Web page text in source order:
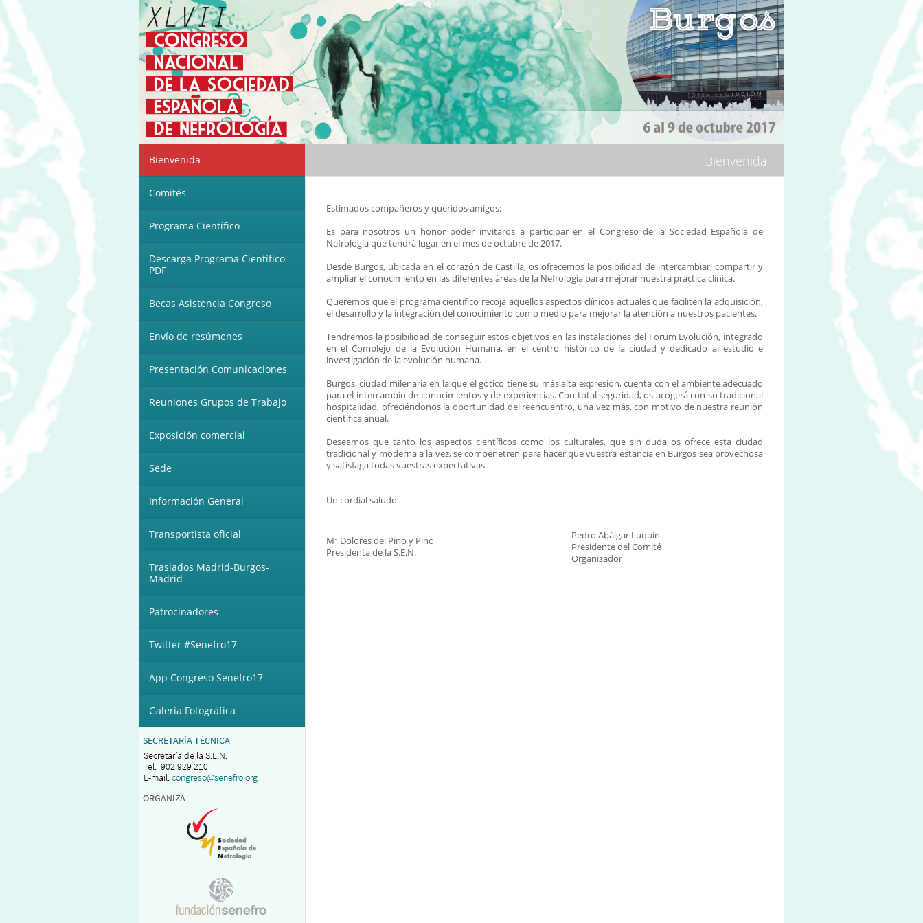
Bienvenida
Comités
Programa Científico
Descarga Programa Científico
PDF
Becas Asistencia Congreso
Envío de resúmenes
Presentación Comunicaciones
Reuniones Grupos de Trabajo
Exposición comercial
Sede
Información General
Transportista oficial
Traslados Madrid-Burgos-
Madrid
Patrocinadores
Twitter #Senefro17
App Congreso Senefro17
Galería Fotográfica
Bienvenida
Estimados compañeros y queridos amigos:
Es para nosotros un honor poder invitaros a participar en el Congreso de la Sociedad Española de
Nefrología que tendrá lugar en el mes de octubre de 2017.
Desde Burgos, ubicada en el corazón de Castilla, os ofrecemos la posibilidad de intercambiar, compartir y
ampliar el conocimiento en las diferentes áreas de la Nefrología para mejorar nuestra práctica clínica.
Queremos que el programa científico recoja aquellos aspectos clínicos actuales que faciliten la adquisición,
el desarrollo y la integración del conocimiento como medio para mejorar la atención a nuestros pacientes.
Tendremos la posibilidad de conseguir estos objetivos en las instalaciones del Forum Evolución, integrado
en el Complejo de la Evolución Humana, en el centro histórico de la ciudad y dedicado al estudio e
investigación de la evolución humana.
Burgos, ciudad milenaria en la que el gótico tiene su más alta expresión, cuenta con el ambiente adecuado
para el intercambio de conocimientos y de experiencias. Con total seguridad, os acogerá con su tradicional
hospitalidad, ofreciéndonos la oportunidad del reencuentro, una vez más, con motivo de nuestra reunión
científica anual.
Deseamos que tanto los aspectos científicos como los culturales, que sin duda os ofrece esta ciudad
tradicional y moderna a la vez, se compenetren para hacer que vuestra estancia en Burgos sea provechosa
y satisfaga todas vuestras expectativas.
Un cordial saludo
Mª Dolores del Pino y Pino
Presidenta de la S.E.N.
Pedro Abáigar Luquin
Presidente del Comité
Organizador